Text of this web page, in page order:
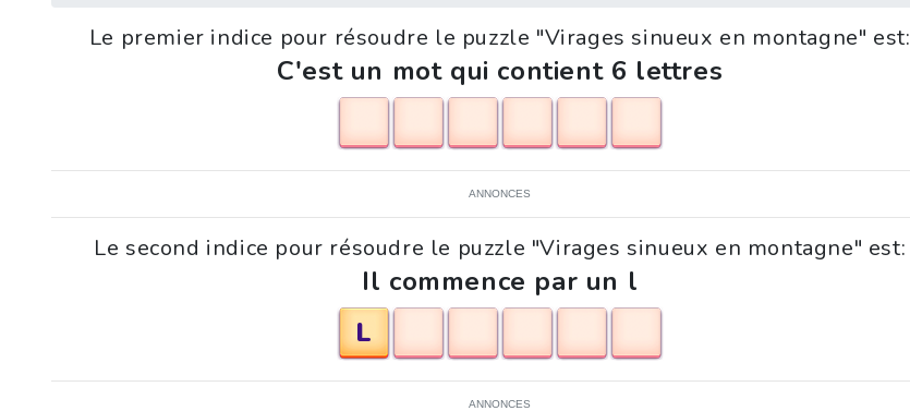
Le premier indice pour résoudre le puzzle "Virages sinueux en montagne" est:
C'est un mot qui contient 6 lettres
ANNONCES
Le second indice pour résoudre le puzzle "Virages sinueux en montagne" est:
Il commence par un l
L
ANNONCES